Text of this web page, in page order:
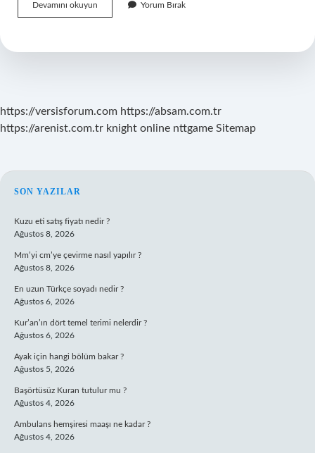
Devamını okuyun
Platin
Ne
Yorum Bırak
https://versisforum.com https://absam.com.tr
https://arenist.com.tr knight online nttgame Sitemap
SIDEBAR
SON YAZILAR
Kuzu eti satış fiyatı nedir ?
Ağustos 8, 2026
Mm’yi cm’ye çevirme nasıl yapılır ?
Ağustos 8, 2026
En uzun Türkçe soyadı nedir ?
Ağustos 6, 2026
Kur’an’ın dört temel terimi nelerdir ?
Ağustos 6, 2026
Ayak için hangi bölüm bakar ?
Ağustos 5, 2026
Başörtüsüz Kuran tutulur mu ?
Ağustos 4, 2026
Ambulans hemşiresi maaşı ne kadar ?
Ağustos 4, 2026